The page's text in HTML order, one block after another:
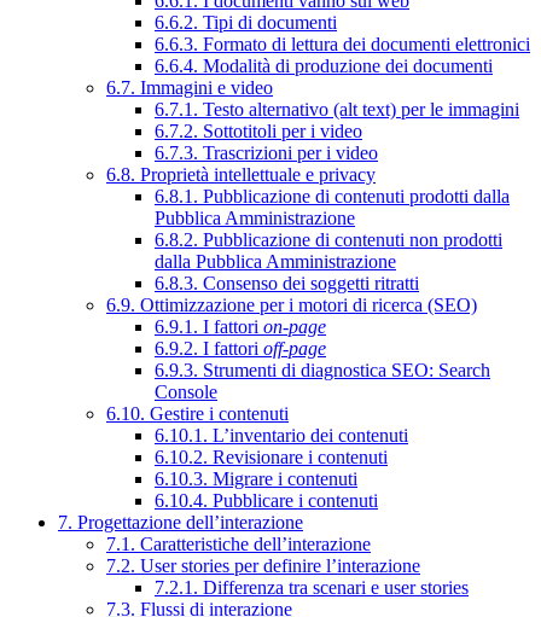
6.6.2. Tipi di documenti
6.6.3. Formato di lettura dei documenti elettronici
6.6.4. Modalità di produzione dei documenti
6.7. Immagini e video
6.7.1. Testo alternativo (alt text) per le immagini
6.7.2. Sottotitoli per i video
6.7.3. Trascrizioni per i video
6.8. Proprietà intellettuale e privacy
6.8.1. Pubblicazione di contenuti prodotti dalla
Pubblica Amministrazione
6.8.2. Pubblicazione di contenuti non prodotti
dalla Pubblica Amministrazione
6.8.3. Consenso dei soggetti ritratti
6.9. Ottimizzazione per i motori di ricerca (SEO)
6.9.1. I fattori on-page
6.9.2. I fattori off-page
6.9.3. Strumenti di diagnostica SEO: Search
Console
6.10. Gestire i contenuti
6.10.1. L’inventario dei contenuti
6.10.2. Revisionare i contenuti
6.10.3. Migrare i contenuti
6.10.4. Pubblicare i contenuti
7. Progettazione dell’interazione
7.1. Caratteristiche dell’interazione
7.2. User stories per definire l’interazione
7.2.1. Differenza tra scenari e user stories
7.3. Flussi di interazione